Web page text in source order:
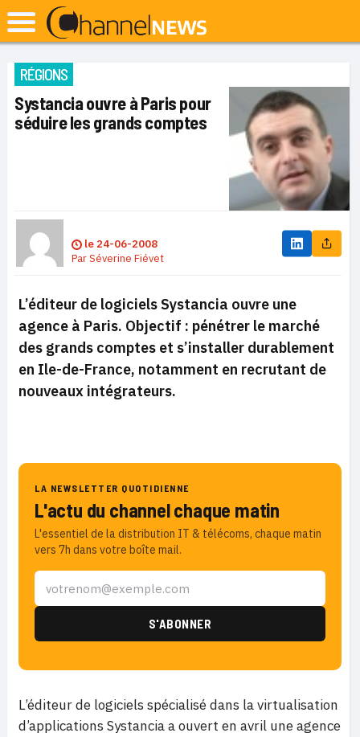
RÉGIONS
Systancia ouvre à Paris pour
séduire les grands comptes
le 24-06-2008
ParSéverine Fiévet
L’éditeur de logiciels Systancia ouvre une
agence à Paris. Objectif : pénétrer le marché
des grands comptes et s’installer durablement
en Ile-de-France, notamment en recrutant de
nouveaux intégrateurs.
LA NEWSLETTER QUOTIDIENNE
L'actu du channel chaque matin
L'essentiel de la distribution IT & télécoms, chaque matin
vers 7h dans votre boîte mail.
L’éditeur de logiciels spécialisé dans la virtualisation
d’applications Systancia a ouvert en avril une agence